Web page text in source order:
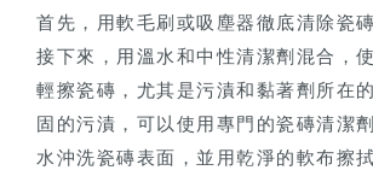
首先，用軟毛刷或吸塵器徹底清除瓷
接下來，用溫水和中性清潔劑混合，
輕擦瓷磚，尤其是污漬和黏著劑所在
固的污漬，可以使用專門的瓷磚清潔
水沖洗瓷磚表面，並用乾淨的軟布擦拭